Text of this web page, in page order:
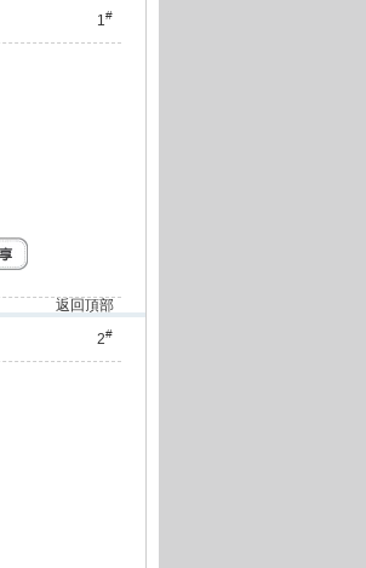
1#
返回頂部
2#